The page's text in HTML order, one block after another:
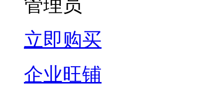
管理员
立即购买
企业旺铺